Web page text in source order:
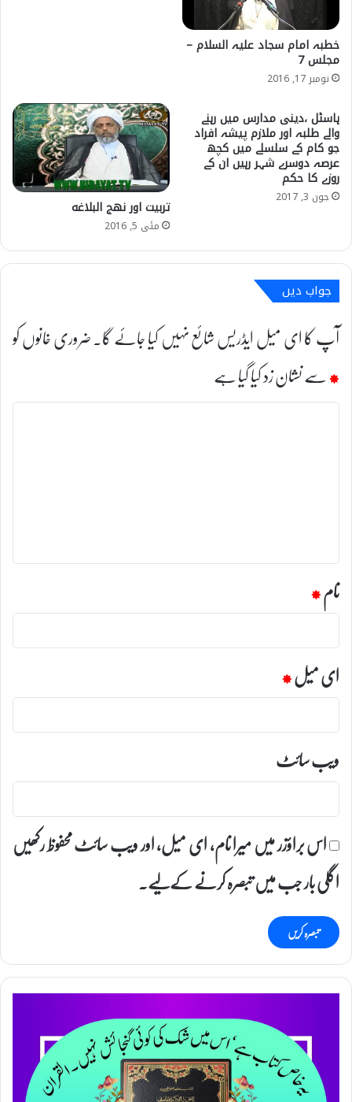
خطبہ امام سجاد علیہ السلام –
مجلس 7
نومبر 17, 2016
ہاسٹل ،دینی مدارس میں رہنے
والے طلبہ اور ملازم پیشہ افراد
جو کام کے سلسلے میں کچھ
عرصہ دوسرے شہر رہیں ان کے
روزے کا حکم
جون 3, 2017 تربیت اور نهج البلاغه
مئی 5, 2016
جواب دیں
آپ کا ای میل ایڈریس شائع نہیں کیا جائے گا۔ضروری خانوں کو
*سے نشان زد کیا گیا ہے
ت
نام*
ای میل*
ویب‌ سائٹ
اس براؤزر میں میرا نام، ای میل، اور ویب سائٹ محفوظ رکھیں
اگلی بار جب میں تبصرہ کرنے کےلیے۔